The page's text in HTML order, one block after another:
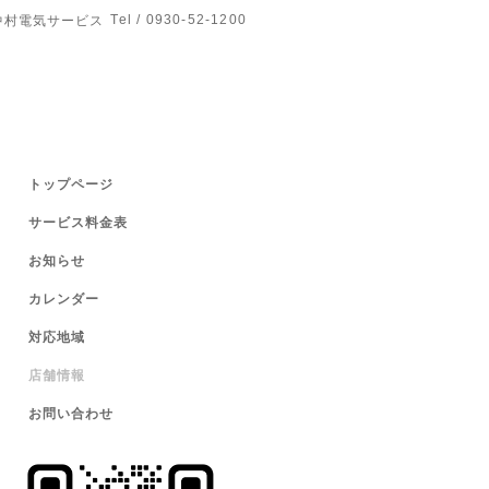
村電気サービス Tel / 0930-52-1200
トップページ
サービス料金表
お知らせ
カレンダー
対応地域
店舗情報
お問い合わせ